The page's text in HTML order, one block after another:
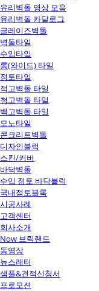
유리벽돌 영상 모음
유리벽돌 카달로그
글레이즈벽돌
벽돌타일
수입타일
롱(와이드) 타일
점토타일
적고벽돌 타일
청고벽돌 타일
백고벽돌 타일
모노타일
콘크리트벽돌
디자인블럭
스킨/커버
바닥벽돌
수입 점토 바닥블럭
국내점토블록
시공사례
고객센터
회사소개
Now 브릭랜드
동영상
뉴스레터
샘플&견적신청서
프로모션